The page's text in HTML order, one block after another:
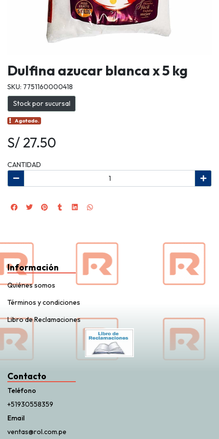
Dulfina azucar blanca x 5 kg
SKU: 7751160000418
Stock por sucursal
Agotado.
S/ 27.50
CANTIDAD
Información
Quiénes somos
Términos y condiciones
Libro de Reclamaciones
Contacto
Teléfono
+51930558359
Email
ventas@rol.com.pe